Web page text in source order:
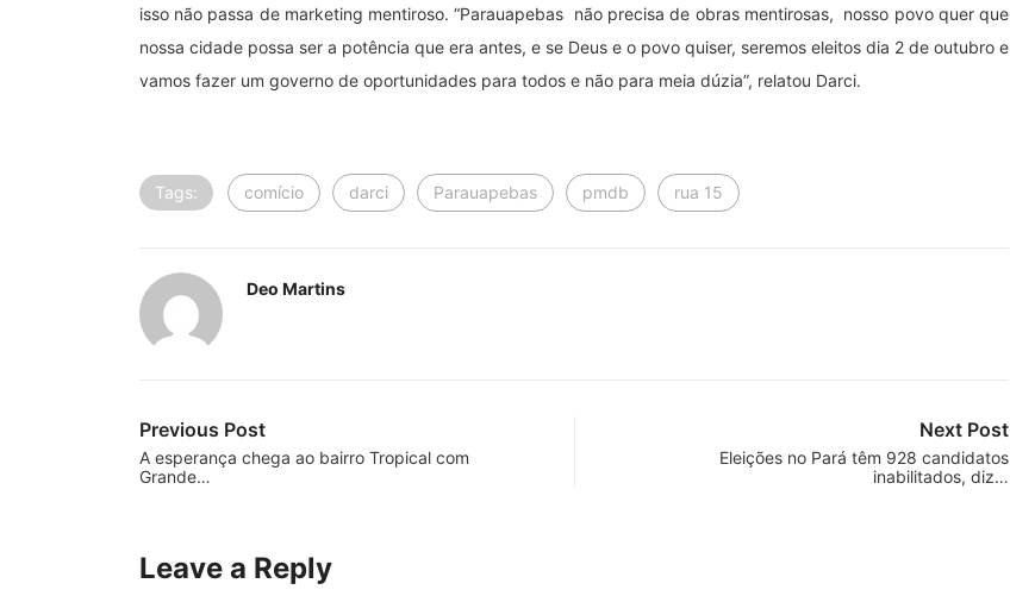
isso não passa de marketing mentiroso. “Parauapebas não precisa de obras mentirosas, nosso povo quer que
nossa cidade possa ser a potência que era antes, e se Deus e o povo quiser, seremos eleitos dia 2 de outubro e
vamos fazer um governo de oportunidades para todos e não para meia dúzia”, relatou Darci.
Tags: comício darci Parauapebas pmdb rua 15
Deo Martins
Previous Post
A esperança chega ao bairro Tropical com
Grande…
Next Post
Eleições no Pará têm 928 candidatos
inabilitados, diz…
Leave a Reply